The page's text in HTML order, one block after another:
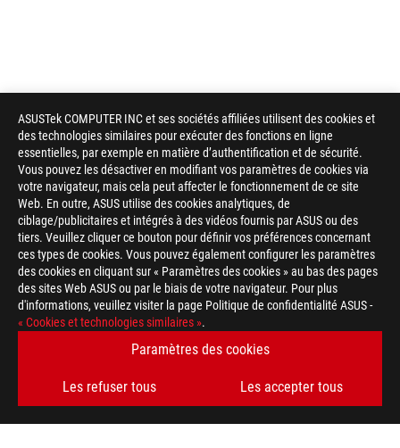
ASUSTek COMPUTER INC et ses sociétés affiliées utilisent des cookies et
des technologies similaires pour exécuter des fonctions en ligne
essentielles, par exemple en matière d’authentification et de sécurité.
Vous pouvez les désactiver en modifiant vos paramètres de cookies via
votre navigateur, mais cela peut affecter le fonctionnement de ce site
Web. En outre, ASUS utilise des cookies analytiques, de
ciblage/publicitaires et intégrés à des vidéos fournis par ASUS ou des
tiers. Veuillez cliquer ce bouton pour définir vos préférences concernant
ces types de cookies. Vous pouvez également configurer les paramètres
des cookies en cliquant sur « Paramètres des cookies » au bas des pages
des sites Web ASUS ou par le biais de votre navigateur. Pour plus
d'informations, veuillez visiter la page Politique de confidentialité ASUS -
« Cookies et technologies similaires ».
Paramètres des cookies
Les refuser tous Les accepter tous